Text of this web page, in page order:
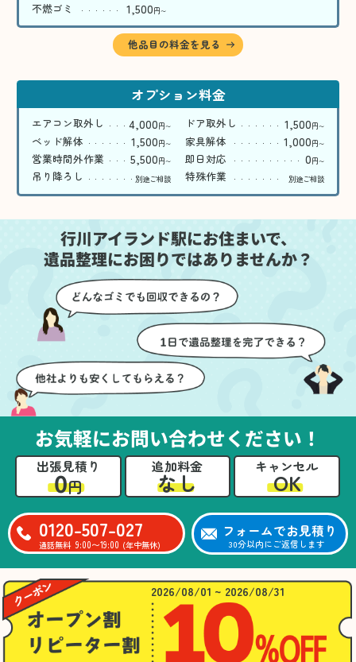
不燃ゴミ 1,500円〜
他品目の料金を見る
オプション料金
エアコン取外し 4,000円〜 ドア取外し 1,500円〜
ベッド解体 1,500円〜 家具解体 1,000円〜
営業時間外作業 5,500円〜 即日対応 0円〜
吊り降ろし 別途ご相談 特殊作業 別途ご相談
行川アイランド駅にお住まいで、
遺品整理にお困りではありませんか？
お気軽にお問い合わせください！
出張見積り
0円
追加料金
なし
キャンセル
OK
0120-507-027
通話無料 9:00〜19:00 (年中無休)
フォームでお見積り
30分以内にご返信します
2026/08/01 ~ 2026/08/31